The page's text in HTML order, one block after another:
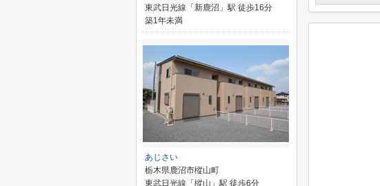
東武日光線「新鹿沼」駅 徒歩16分
築1年未満
あじさい
栃木県鹿沼市樅山町
東武日光線「樅山」駅 徒歩6分